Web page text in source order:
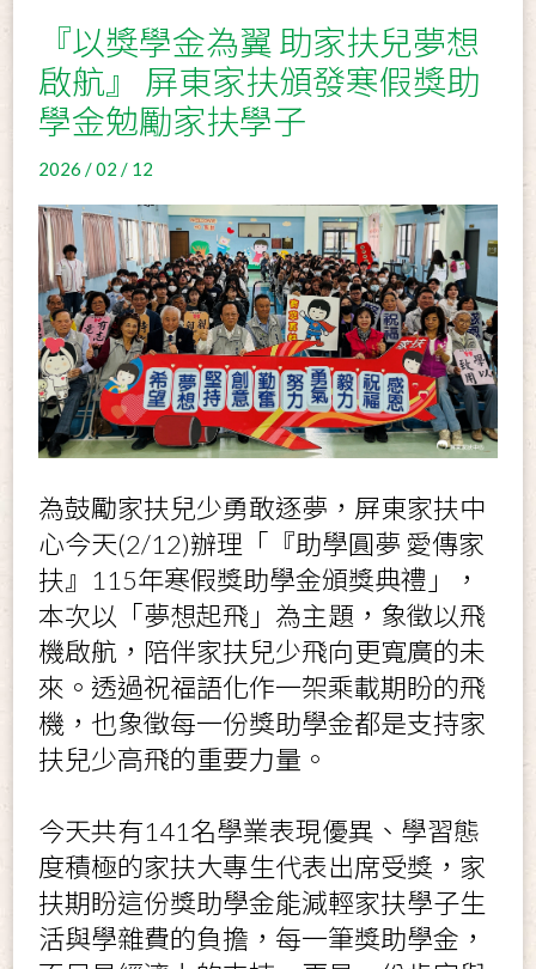
『以獎學金為翼 助家扶兒夢想
啟航』 屏東家扶頒發寒假獎助
學金勉勵家扶學子
2026 / 02 / 12
為鼓勵家扶兒少勇敢逐夢，屏東家扶中
心今天(2/12)辦理「『助學圓夢 愛傳家
扶』 115年寒假獎助學金頒獎典禮」，
本次以「夢想起飛」為主題，象徵以飛
機啟航，陪伴家扶兒少飛向更寬廣的未
來。透過祝福語化作一架乘載期盼的飛
機，也象徵每一份獎助學金都是支持家
扶兒少高飛的重要力量。
今天共有141 名學業表現優異、學習態
度積極的家扶大專生代表出席受獎，家
扶期盼這份獎助學金能減輕家扶學子生
活與學雜費的負擔，每一筆獎助學金，